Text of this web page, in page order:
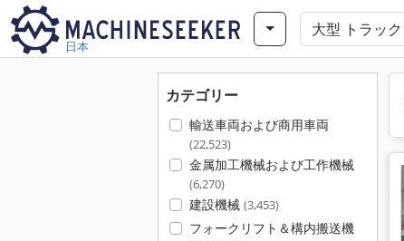
日本
カテゴリー
輸送車両および商用車両
(22,523)
金属加工機械および工作機械
(6,270)
建設機械 (3,453)
フォークリフト＆構内搬送機